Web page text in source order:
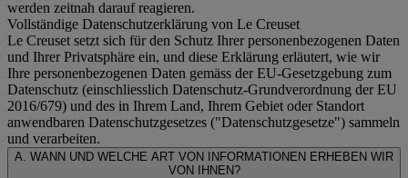
werden zeitnah darauf reagieren.
Vollständige Datenschutzerklärung von Le Creuset
Le Creuset setzt sich für den Schutz Ihrer personenbezogenen Daten
und Ihrer Privatsphäre ein, und diese Erklärung erläutert, wie wir
Ihre personenbezogenen Daten gemäss der EU-Gesetzgebung zum
Datenschutz (einschliesslich Datenschutz-Grundverordnung der EU
2016/679) und des in Ihrem Land, Ihrem Gebiet oder Standort
anwendbaren Datenschutzgesetzes ("Datenschutzgesetze") sammeln
und verarbeiten.
A. WANN UND WELCHE ART VON INFORMATIONEN ERHEBEN WIR
VON IHNEN?